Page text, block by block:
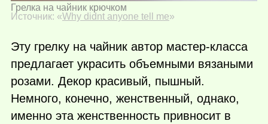
Грелка на чайник крючком
Источник: «Why didnt anyone tell me»
Эту грелку на чайник автор мастер-класса
предлагает украсить объемными вязаными
розами. Декор красивый, пышный.
Немного, конечно, женственный, однако,
именно эта женственность привносит в